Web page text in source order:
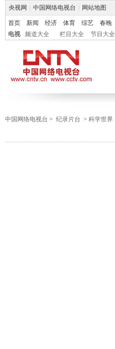
央视网 中国网络电视台 网站地图
首页 新闻 经济 体育 综艺 春晚
电视
频道大全 栏目大全 节目大全
中国网络电视台 > 纪录片台 > 科学世界